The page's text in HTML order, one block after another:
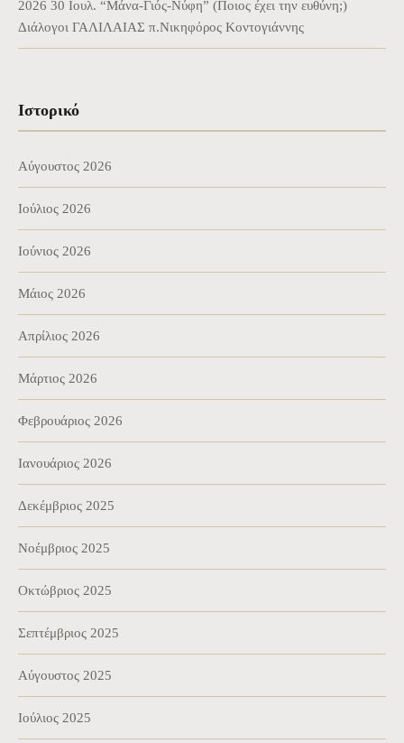
2026 30 Ιουλ. “Μάνα-Γιός-Νύφη” (Ποιος έχει την ευθύνη;)
Διάλογοι ΓΑΛΙΛΑΙΑΣ π.Νικηφόρος Κοντογιάννης
Ιστορικό
Αύγουστος 2026
Ιούλιος 2026
Ιούνιος 2026
Μάιος 2026
Απρίλιος 2026
Μάρτιος 2026
Φεβρουάριος 2026
Ιανουάριος 2026
Δεκέμβριος 2025
Νοέμβριος 2025
Οκτώβριος 2025
Σεπτέμβριος 2025
Αύγουστος 2025
Ιούλιος 2025